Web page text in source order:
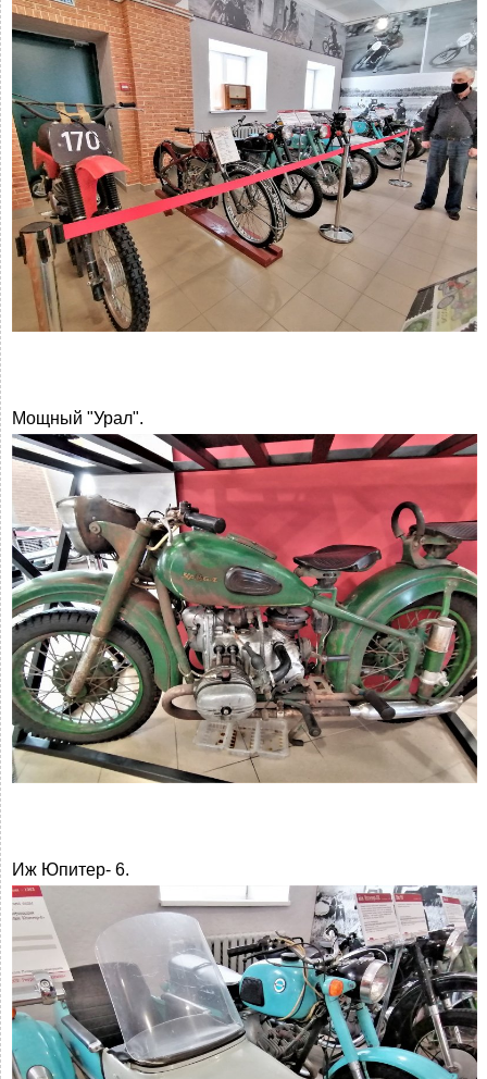
Мощный "Урал".
Иж Юпитер- 6.